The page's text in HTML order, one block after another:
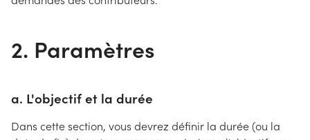
2. Paramètres
a. L'objectif et la durée
Dans cette section, vous devrez définir la durée (ou la